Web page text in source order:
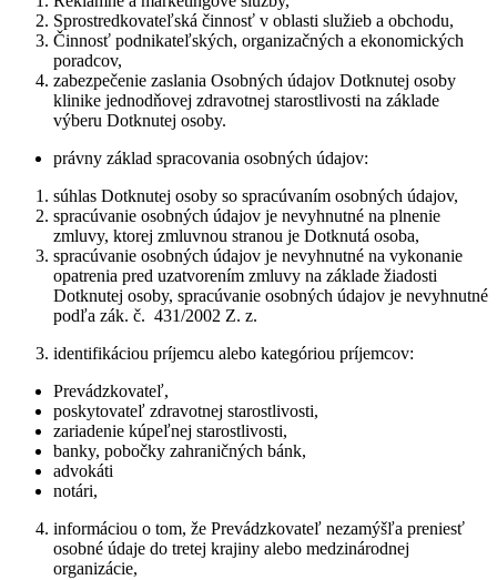
Sprostredkovateľská činnosť v oblasti služieb a obchodu,
Činnosť podnikateľských, organizačných a ekonomických
poradcov,
zabezpečenie zaslania Osobných údajov Dotknutej osoby
klinike jednodňovej zdravotnej starostlivosti na základe
výberu Dotknutej osoby.
právny základ spracovania osobných údajov:
súhlas Dotknutej osoby so spracúvaním osobných údajov,
spracúvanie osobných údajov je nevyhnutné na plnenie
zmluvy, ktorej zmluvnou stranou je Dotknutá osoba,
spracúvanie osobných údajov je nevyhnutné na vykonanie
opatrenia pred uzatvorením zmluvy na základe žiadosti
Dotknutej osoby, spracúvanie osobných údajov je nevyhnutné
podľa zák. č. 431/2002 Z. z.
identifikáciou príjemcu alebo kategóriou príjemcov:
Prevádzkovateľ,
poskytovateľ zdravotnej starostlivosti,
zariadenie kúpeľnej starostlivosti,
banky, pobočky zahraničných bánk,
advokáti
notári,
informáciou o tom, že Prevádzkovateľ nezamýšľa preniesť
osobné údaje do tretej krajiny alebo medzinárodnej
organizácie,